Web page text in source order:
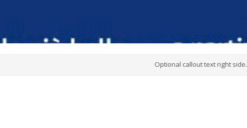
Optional callout text right side.